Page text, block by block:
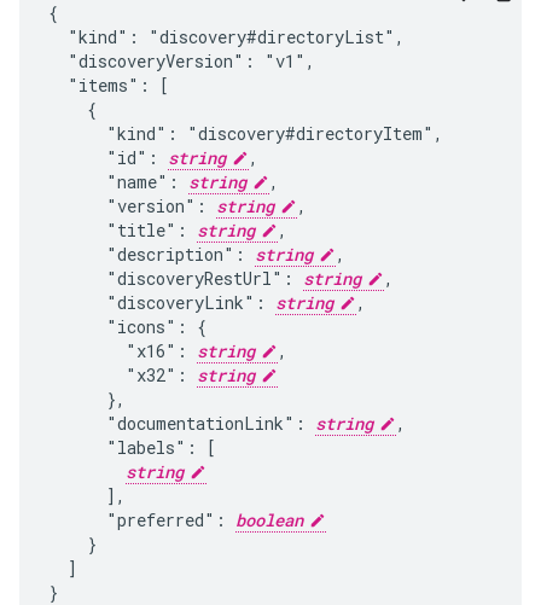
{
  "kind": "discovery#directoryList",
  "discoveryVersion": "v1",
  "items": [
    {
      "kind": "discovery#directoryItem",
      "id":
string
,
      "name":
string
,
      "version":
string
,
      "title":
string
,
      "description":
string
,
      "discoveryRestUrl":
string
,
      "discoveryLink":
string
,
      "icons": {
        "x16":
string
,
        "x32":
string
      },
      "documentationLink":
string
,
      "labels": [
string
      ],
      "preferred":
boolean
    }
  ]
}